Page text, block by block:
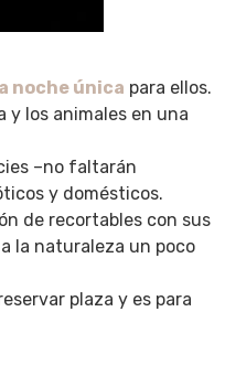
noche única para ellos.
y los animales en una
–no faltarán
y domésticos.
de recortables con sus
la naturaleza un poco
plaza y es para